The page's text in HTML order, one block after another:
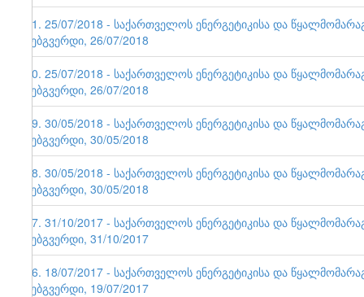
91. 25/07/2018 - საქართველოს ენერგეტიკისა და
ვებგვერდი, 26/07/2018
90. 25/07/2018 - საქართველოს ენერგეტიკისა და
ვებგვერდი, 26/07/2018
89. 30/05/2018 - საქართველოს ენერგეტიკისა და
ვებგვერდი, 30/05/2018
88. 30/05/2018 - საქართველოს ენერგეტიკისა და
ვებგვერდი, 30/05/2018
87. 31/10/2017 - საქართველოს ენერგეტიკისა და
ვებგვერდი, 31/10/2017
86. 18/07/2017 - საქართველოს ენერგეტიკისა და
ვებგვერდი, 19/07/2017